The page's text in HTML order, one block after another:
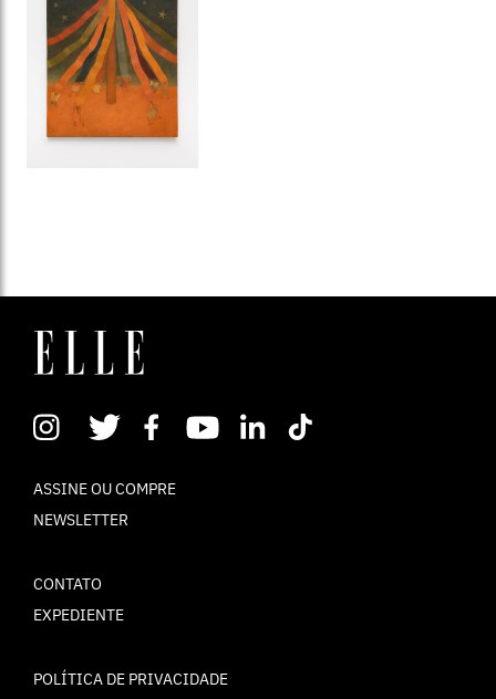
ASSINE OU COMPRE
NEWSLETTER
CONTATO
EXPEDIENTE
POLÍTICA DE PRIVACIDADE